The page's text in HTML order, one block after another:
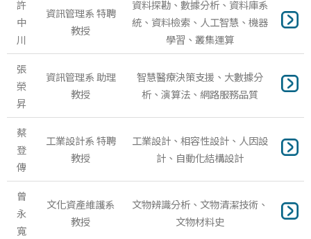
許
中
川
資訊管理系 特聘
教授
資料探勘、數據分析、資料庫系
統、資料檢索、人工智慧、機器
學習、叢集運算
張
榮
昇
資訊管理系 助理
教授
智慧醫療決策支援、大數據分
析、演算法、網路服務品質
蔡
登
傳
工業設計系 特聘
教授
工業設計、相容性設計、人因設
計、自動化結構設計
曾
永
寬
文化資產維護系
教授
文物辨識分析、文物清潔技術、
文物材料史